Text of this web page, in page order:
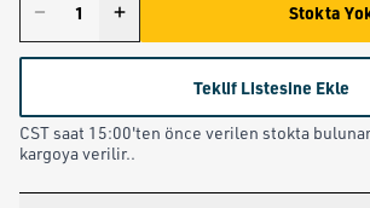
Stokta
Teklif Listesine Ekle
CST saat 15:00'ten önce verilen stokta
kargoya verilir..